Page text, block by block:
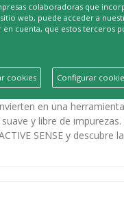
2 ESPONJA ACTIVE
forma eficaz y segura.
calidad y su
en una
y libre de impurezas.
SENSE y descubre
colaboradoras que
web, puede acceder a
en cuenta, que estos terceros
cookies Configurar